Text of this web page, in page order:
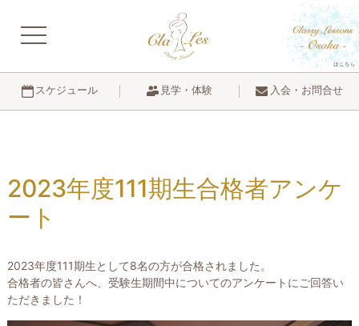
navigation
スケジュール 見学・体験 入会・お問合せ
2023年度111期生合格者アンケ
ート
2023年度111期生として8名の方が合格されました。
合格者の皆さんへ、受験生期間中についてのアンケートにご回答い
ただきました！